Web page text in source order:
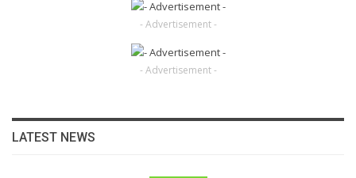
- Advertisement -
- Advertisement -
LATEST NEWS